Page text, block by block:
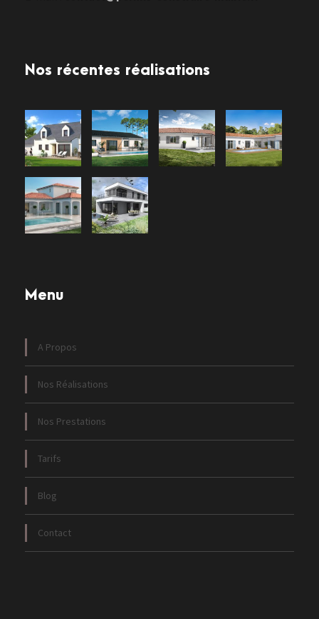
Nos récentes réalisations
Menu
A Propos
Nos Réalisations
Nos Prestations
Tarifs
Blog
Contact